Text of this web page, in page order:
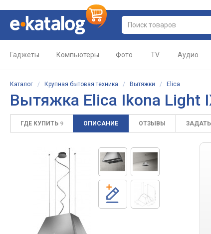
Гаджеты Компьютеры Фото TV Аудио
Каталог / Крупная бытовая техника / Вытяжки / Elica
Вытяжка Elica Ikona Light
ГДЕ КУПИТЬ 9 ОПИСАНИЕ ОТЗЫВЫ